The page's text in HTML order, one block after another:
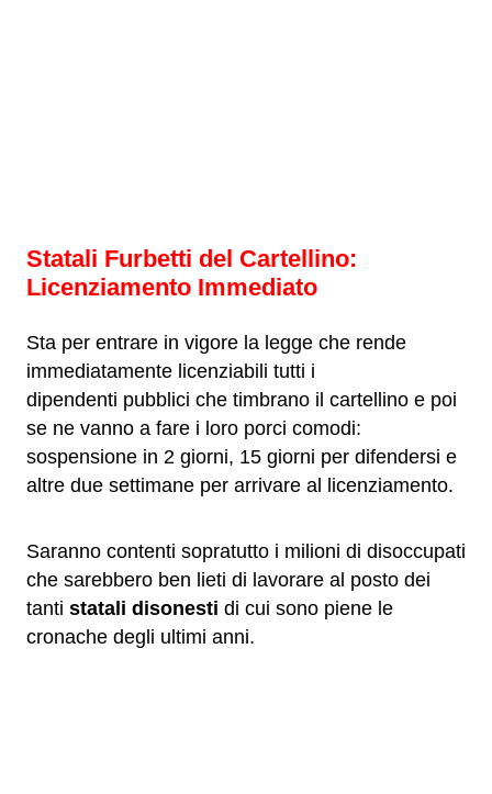
Statali Furbetti del Cartellino:
Licenziamento Immediato
Sta per entrare in vigore la legge che rende
immediatamente licenziabili tutti i
dipendenti pubblici che timbrano il cartellino e poi
se ne vanno a fare i loro porci comodi:
sospensione in 2 giorni, 15 giorni per difendersi e
altre due settimane per arrivare al licenziamento.
Saranno contenti sopratutto i milioni di disoccupati
che sarebbero ben lieti di lavorare al posto dei
tanti statali disonesti di cui sono piene le
cronache degli ultimi anni.